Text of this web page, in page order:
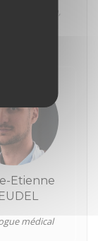
Bérard, Lyon,
Etienne
médical